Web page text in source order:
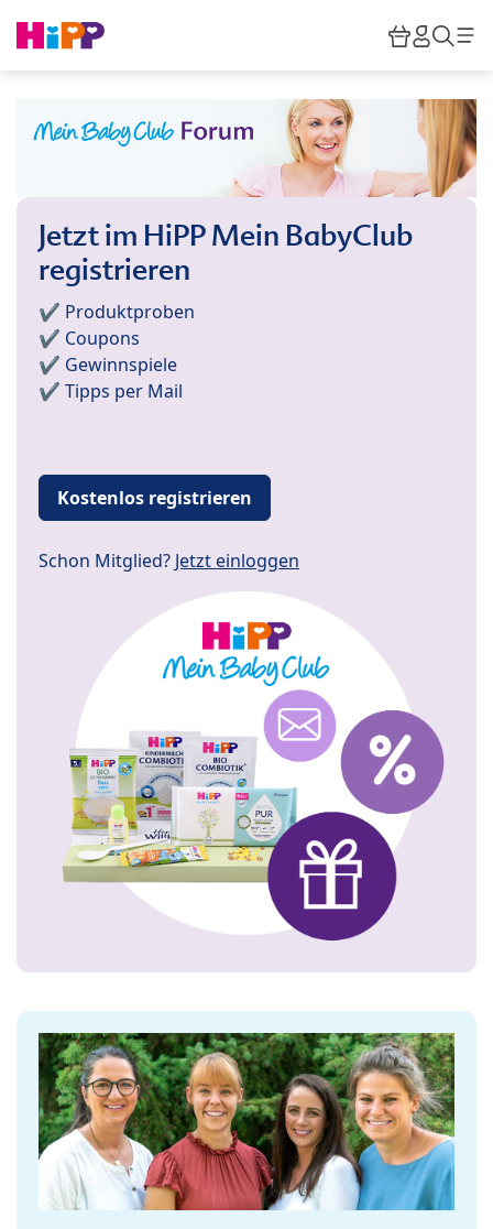
HiPP
Jetzt im HiPP Mein BabyClub
registrieren
✔️ Produktproben
✔️ Coupons
✔️ Gewinnspiele
✔️ Tipps per Mail
Kostenlos registrieren
Schon Mitglied? Jetzt einloggen